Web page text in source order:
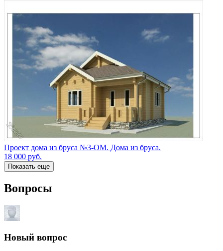
Проект дома из бруса №3-ОМ. Дома из бруса.
18 000 руб.
Показать еще
Вопросы
Новый вопрос